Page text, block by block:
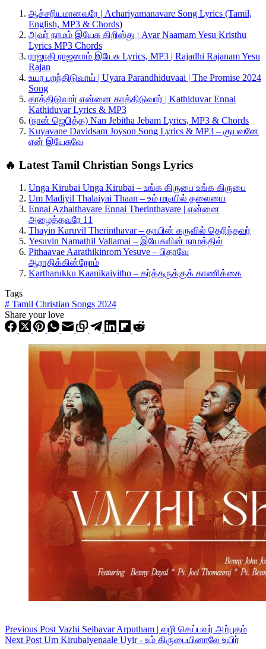
ஆச்சரியமானவரே | Achariyamanavare Song Lyrics (Tamil,
English, MP3 & Chords)
அவர் நாமம் இயேசு கிறிஸ்து | Avar Naamam Yesu Kristhu
Lyrics MP3 Chords
ராஜாதி ராஜனாம் இயேசு Lyrics, MP3 | Rajadhi Rajanam Yesu
Rajan
உயர பறந்திடுவாய் | Uyara Parandhiduvaai | The Promise 2024
Song
காத்திடுவார் என்னை காத்திடுவார் | Kathiduvar Ennai
Kathiduvar Lyrics & MP3
(நான் ஜெபித்த) Nan Jebitha Jebam Lyrics, MP3 & Chords
Kuyavane Davidsam Joyson Song Lyrics & MP3 – குயவனே
என் இயேசுவே
🔥 Latest Tamil Christian Songs Lyrics
Unga Kirubai Unga Kirubai – உங்க கிருபை உங்க கிருபை
Um Madiyil Thalaiyai Thaan – உம் மடியில் தலையை
Ennai Azhaithavare Ennai Therinthavare | என்னை
அழைத்தவரே 11
Thayin Karuvil Therinthavar – தாயின் கருவில் தெரிந்தவர்
Yesuvin Namathil Vallamai – இயேசுவின் நாமத்தில்
Pithaavae Aarathikinrom Yesuve – பிதாவே
ஆராதிக்கின்றோம்
Kartharukku Kaanikaiyitho – கர்த்தருக்குக் காணிக்கை
Tags
# Tamil Christian Songs 2024
Share your love
Previous Post Vazhi Seibavar Arputham | வழி செய்பவர் அற்புதம்
Next Post Um Kirubaiyenaale Uyir - உம் கிருபையினாலே உயிர்